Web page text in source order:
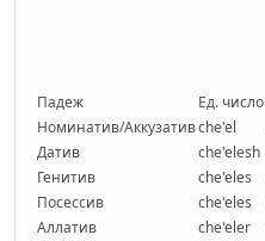
Падеж Ед. число
Номинатив/Аккузативche'el
Датив
che'elesh
Генитив
che'eles
Посессив
che'eles
Аллатив
che'eler